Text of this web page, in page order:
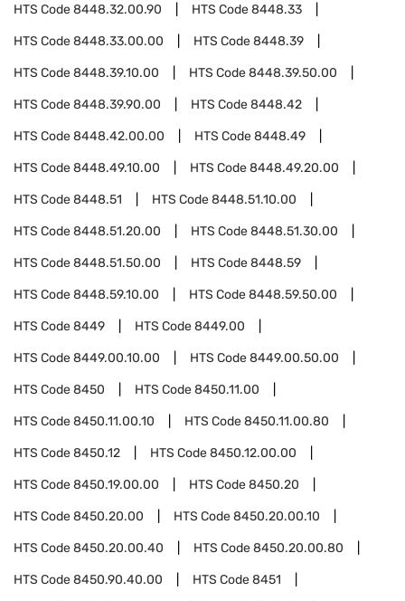
HTS Code8448.32.00.90 HTS Code8448.33
HTS Code8448.33.00.00 HTS Code8448.39
HTS Code8448.39.10.00 HTS Code8448.39.50.00
HTS Code8448.39.90.00 HTS Code8448.42
HTS Code8448.42.00.00 HTS Code8448.49
HTS Code8448.49.10.00 HTS Code8448.49.20.00
HTS Code8448.51 HTS Code8448.51.10.00
HTS Code8448.51.20.00 HTS Code8448.51.30.00
HTS Code8448.51.50.00 HTS Code8448.59
HTS Code8448.59.10.00 HTS Code8448.59.50.00
HTS Code8449 HTS Code8449.00
HTS Code8449.00.10.00 HTS Code8449.00.50.00
HTS Code8450 HTS Code8450.11.00
HTS Code8450.11.00.10 HTS Code8450.11.00.80
HTS Code8450.12 HTS Code8450.12.00.00
HTS Code8450.19.00.00 HTS Code8450.20
HTS Code8450.20.00 HTS Code8450.20.00.10
HTS Code8450.20.00.40 HTS Code8450.20.00.80
HTS Code8450.90.40.00 HTS Code8451